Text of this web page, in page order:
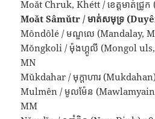
Moăt Chruk, Khétt / ខេត្តមាត់ជ្រូ
Moăt Sâmŭtr / មាត់សមុទ្រ
Môndôlé / មណ្ឌលេ (Mandalay,
Mŏngkoli / ម៉ុងហ្គូលី (Mongol
MN
Mŭkdahar / មុក្ដាហារ
Mulmên / មូលម៉ែន
MM